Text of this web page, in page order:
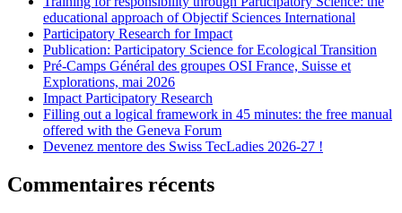
educational approach of Objectif Sciences International
Participatory Research for Impact
Publication: Participatory Science for Ecological Transition
Pré-Camps Général des groupes OSI France, Suisse et
Explorations, mai 2026
Impact Participatory Research
Filling out a logical framework in 45 minutes: the free manual
offered with the Geneva Forum
Devenez mentore des Swiss TecLadies 2026-27 !
Commentaires récents